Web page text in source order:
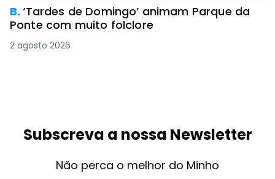
B.‘Tardes de Domingo’ animam Parque da
Ponte com muito folclore
2 agosto 2026
Subscreva a nossa Newsletter
Não perca o melhor do Minho